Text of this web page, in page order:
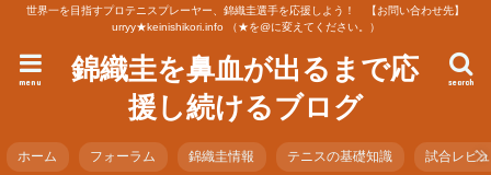
世界一を目指すプロテニスプレーヤー、錦織圭選手を応援しよう！ 【お問い合わせ先】
urryy★keinishikori.info （★を@に変えてください。）
錦織圭を鼻血が出るまで応
援し続けるブログ
search
menu
ホーム フォーラム 錦織圭情報 テニスの基礎知識 試合レビ